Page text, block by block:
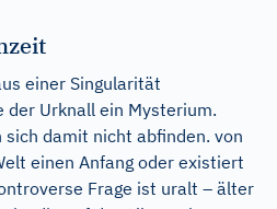
einer Singularität
der Urknall ein Mysterium.
sich damit nicht abfinden. von
einen Anfang oder existiert
Frage ist uralt – älter